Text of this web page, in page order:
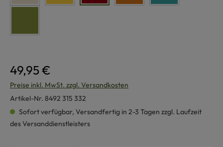
49,95 €
Preise inkl. MwSt. zzgl. Versandkosten
Artikel-Nr. 8492 315 332
Sofort verfügbar, Versandfertig in 2-3 Tagen zzgl. Laufzeit
des Versanddienstleisters